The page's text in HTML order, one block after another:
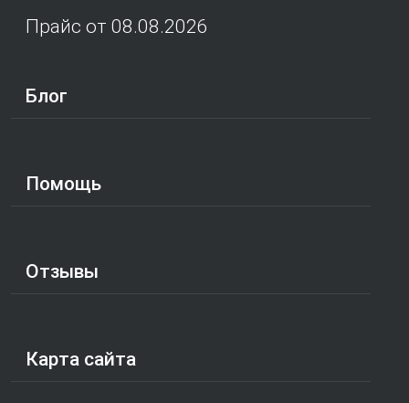
Прайс от 08.08.2026
Блог
Помощь
Отзывы
Карта сайта